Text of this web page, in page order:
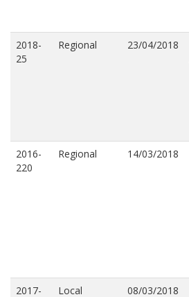
2018-
25
Regional 23/04/2018
2016-
220
Regional 14/03/2018
2017-
Local 08/03/2018